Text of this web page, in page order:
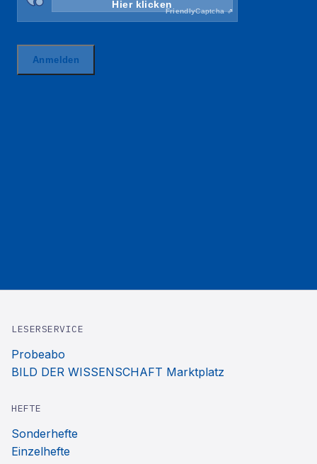
LESERSERVICE
Probeabo
BILD DER WISSENSCHAFT Marktplatz
HEFTE
Sonderhefte
Einzelhefte